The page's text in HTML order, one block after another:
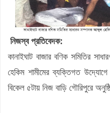
নিজস্ব প্রতিবেদক:
কানাইঘাট বাজার বণিক সমিতির
হেকিম শামীমের ব্যক্তিগত
বিকেল ৫টায় নিজ বাড়ি গৌরিপুরে